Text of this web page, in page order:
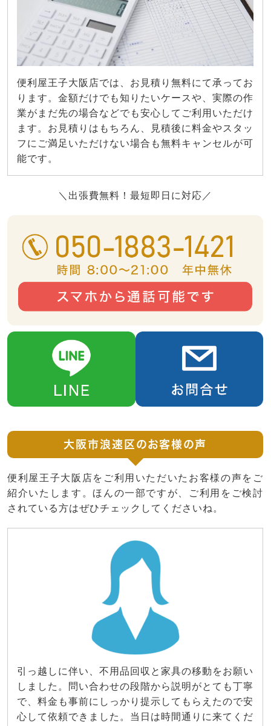
便利屋王子大阪店では、お見積り無料にて承ってお
ります。金額だけでも知りたいケースや、実際の作
業がまだ先の場合などでも安心してご利用いただけ
ます。お見積りはもちろん、見積後に料金やスタッ
フにご満足いただけない場合も無料キャンセルが可
能です。
＼出張費無料！最短即日に対応／
大阪市浪速区のお客様の声
便利屋王子大阪店をご利用いただいたお客様の声をご
紹介いたします。ほんの一部ですが、ご利用をご検討
されている方はぜひチェックしてくださいね。
引っ越しに伴い、不用品回収と家具の移動をお願い
しました。問い合わせの段階から説明がとても丁寧
で、料金も事前にしっかり提示してもらえたので安
心して依頼できました。当日は時間通りに来てくだ